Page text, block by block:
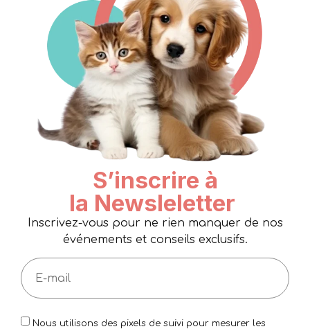
S’inscrire à
la Newsleletter
Inscrivez-vous pour ne rien manquer de nos
événements et conseils exclusifs.
Nous utilisons des pixels de suivi pour mesurer les